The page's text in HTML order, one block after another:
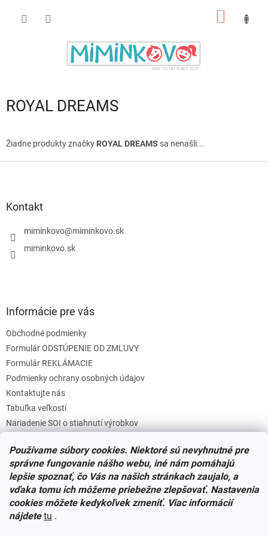
Používame súbory cookies. Niektoré sú nevyhnutné pre
správne fungovanie nášho webu, iné nám pomáhajú
lepšie spoznať, čo Vás na našich stránkach zaujalo, a
vďaka tomu ich môžeme priebežne zlepšovať. Nastavenia
cookies môžete kedykoľvek zmeniť. Viac informácií
nájdete tu .
ROYAL DREAMS
Žiadne produkty značky ROYAL DREAMS sa nenašli...
Kontakt
miminkovo@miminkovo.sk
miminkovo.sk
Informácie pre vás
Obchodné podmienky
Formulár ODSTÚPENIE OD ZMLUVY
Formulár REKLÁMACIE
Podmienky ochrany osobných údajov
Kontaktujte nás
Tabuľka veľkostí
Nariadenie SOI o stiahnutí výrobkov
Zásady súborov COOKIES
Facebook